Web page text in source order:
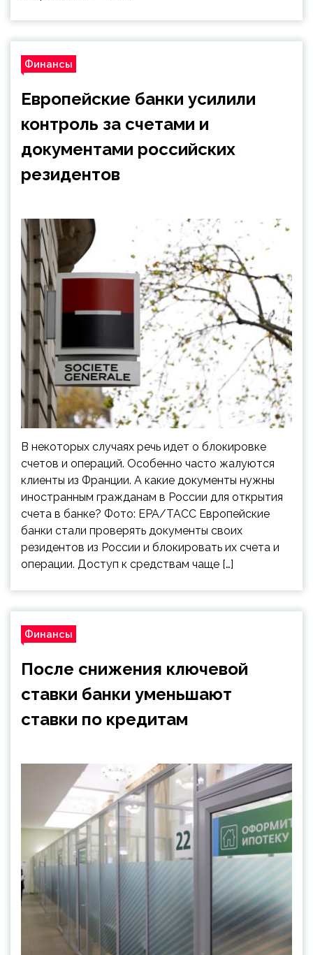
Финансы
Европейские банки усилили
контроль за счетами и
документами российских
резидентов
В некоторых случаях речь идет о блокировке
счетов и операций. Особенно часто жалуются
клиенты из Франции. А какие документы нужны
иностранным гражданам в России для открытия
счета в банке? Фото: EPA/ТАСС Европейские
банки стали проверять документы своих
резидентов из России и блокировать их счета и
операции. Доступ к средствам чаще […]
Финансы
После снижения ключевой
ставки банки уменьшают
ставки по кредитам